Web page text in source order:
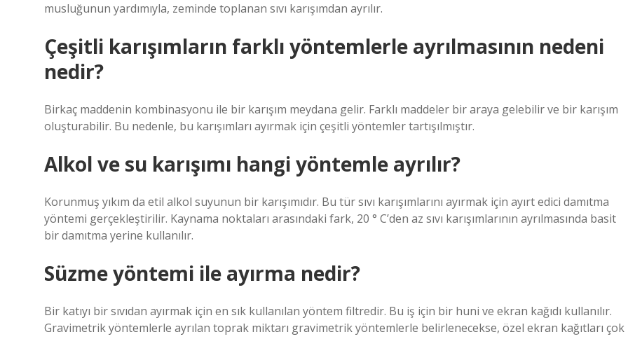
musluğunun yardımıyla, zeminde toplanan sıvı karışımdan ayrılır.
Çeşitli karışımların farklı yöntemlerle ayrılmasının nedeni
nedir?
Birkaç maddenin kombinasyonu ile bir karışım meydana gelir. Farklı maddeler bir araya gelebilir ve bir karışım
oluşturabilir. Bu nedenle, bu karışımları ayırmak için çeşitli yöntemler tartışılmıştır.
Alkol ve su karışımı hangi yöntemle ayrılır?
Korunmuş yıkım da etil alkol suyunun bir karışımıdır. Bu tür sıvı karışımlarını ayırmak için ayırt edici damıtma
yöntemi gerçekleştirilir. Kaynama noktaları arasındaki fark, 20 ° C’den az sıvı karışımlarının ayrılmasında basit
bir damıtma yerine kullanılır.
Süzme yöntemi ile ayırma nedir?
Bir katıyı bir sıvıdan ayırmak için en sık kullanılan yöntem filtredir. Bu iş için bir huni ve ekran kağıdı kullanılır.
Gravimetrik yöntemlerle ayrılan toprak miktarı gravimetrik yöntemlerle belirlenecekse, özel ekran kağıtları çok